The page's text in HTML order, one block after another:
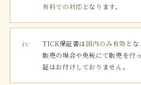
有料での対応 となります。
iv TICK保証書は国内のみ有効 と
販売の場合や免税にて販売を行
証はお付けしておりません。